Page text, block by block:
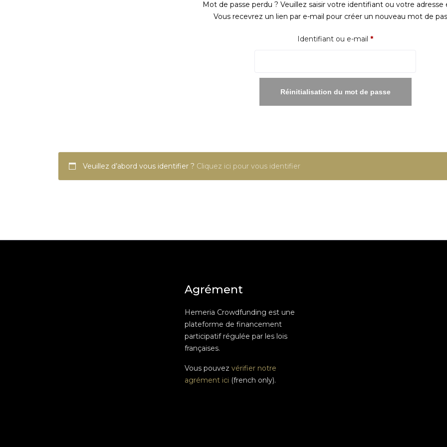
Mot de passe perdu ? Veuillez saisir votre identifiant ou votre adresse
Vous recevrez un lien par e-mail pour créer un nouveau mot de
Identifiant ou e-mail *Obligatoire
Réinitialisation du mot de passe
Veuillez d’abord vous identifier ? Cliquez ici pour vous identifier
Agrément
Hemeria Crowdfunding est une
plateforme de financement
participatif régulée par les lois
françaises.
Vous pouvezvérifier notre
agrément ici (french only).